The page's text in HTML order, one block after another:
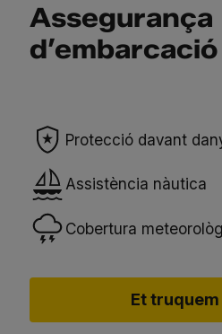
Assegurança
d’embarcació
Protecció davant
Assistència nàutica
Cobertura
Et